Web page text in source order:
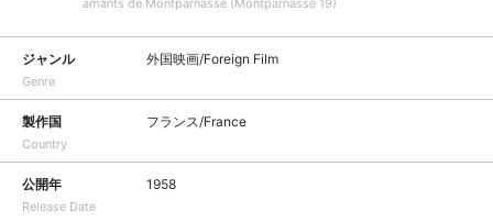
amants de Montparnasse (Montparnasse 19)
ジャンル
Genre
外国映画/Foreign Film
製作国
Country
フランス/France
公開年
Release Date
1958